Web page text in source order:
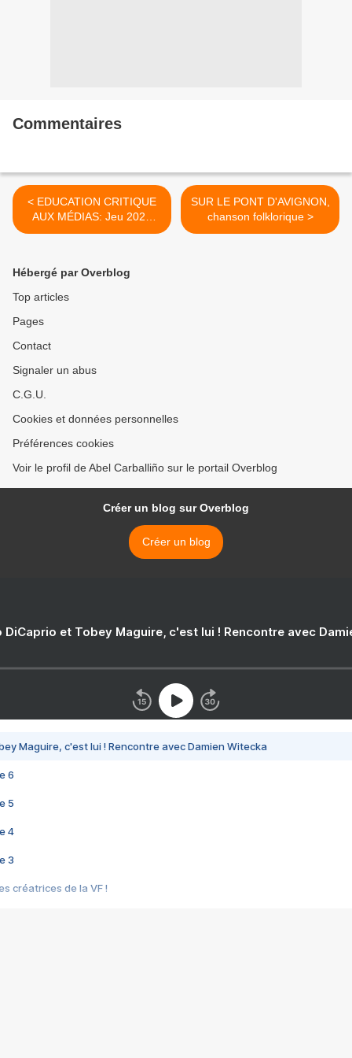
Commentaires
< EDUCATION CRITIQUE
AUX MÉDIAS: Jeu 2025
ExMachina
SUR LE PONT D'AVIGNON,
chanson folklorique >
Hébergé par Overblog
Top articles
Pages
Contact
Signaler un abus
C.G.U.
Cookies et données personnelles
Préférences cookies
Voir le profil de Abel Carballiño sur le portail Overblog
Créer un blog sur Overblog
Créer un blog
DiCaprio et Tobey Maguire, c'est lui ! Rencontre avec
Maguire, c'est lui ! Rencontre avec Damien Witecka
6
5
4
3
créatrices de la VF !